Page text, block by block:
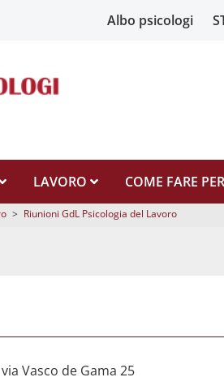
Albo psicologi
LAVORO COME FARE
> Riunioni GdL Psicologia del Lavoro
Vasco de Gama 25